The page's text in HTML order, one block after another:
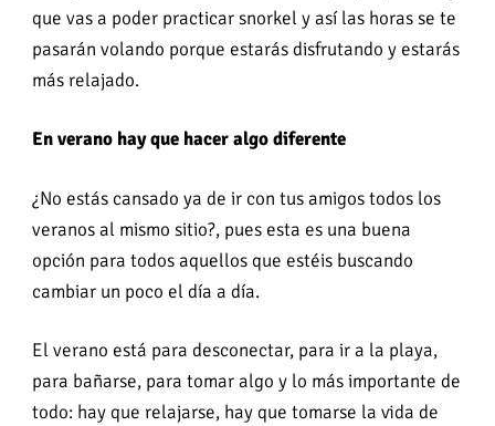
que vas a poder practicar snorkel y así las horas se te
pasarán volando porque estarás disfrutando y estarás
más relajado.
En verano hay que hacer algo diferente
¿No estás cansado ya de ir con tus amigos todos los
veranos al mismo sitio?, pues esta es una buena
opción para todos aquellos que estéis buscando
cambiar un poco el día a día.
El verano está para desconectar, para ir a la playa,
para bañarse, para tomar algo y lo más importante de
todo: hay que relajarse, hay que tomarse la vida de